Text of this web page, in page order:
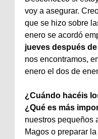
voy a asegurar.
que se hizo sobre
enero se acordó
jueves después
nos encontramos,
enero el dos de
¿Cuándo hacéis
¿Qué es más
nuestros pequeños
Magos o preparar